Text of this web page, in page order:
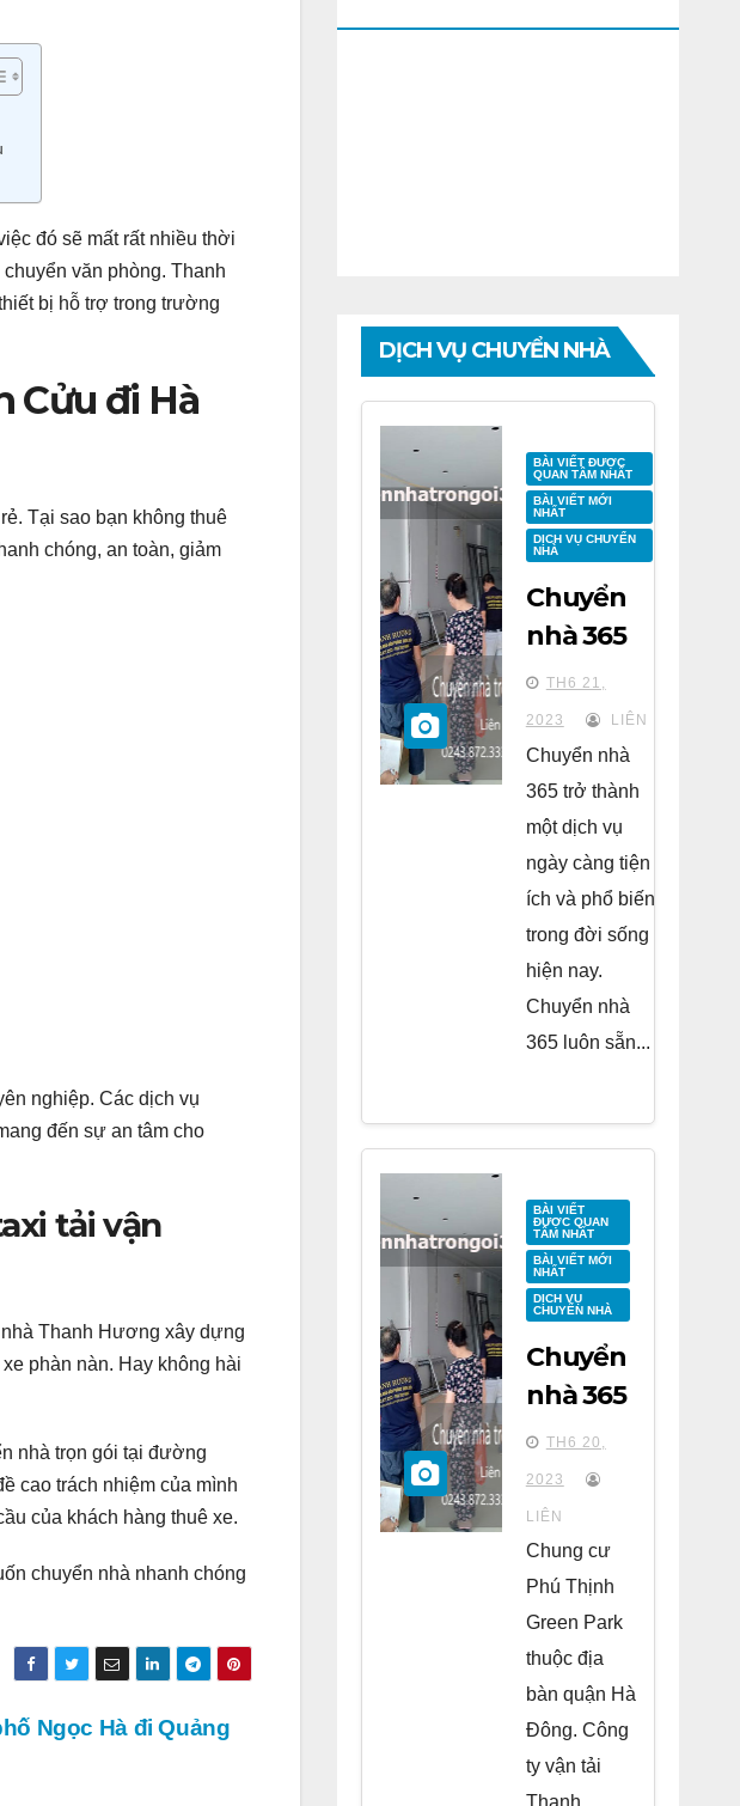
đó sẽ mất rất nhiều thời
văn phòng. Thanh
bị hỗ trợ trong trường
Cửu đi Hà
Tại sao bạn không thuê
chóng, an toàn, giảm
nghiệp. Các dịch vụ
đến sự an tâm cho
tải vận
Thanh Hương xây dựng
phàn nàn. Hay không hài
nhà trọn gói tại đường
cao trách nhiệm của mình
của khách hàng thuê xe.
chuyển nhà nhanh chóng
Ngọc Hà đi Quảng
DỊCH VỤ CHUYỂN NHÀ
BÀI VIẾT ĐƯỢC
QUAN TÂM NHẤT
BÀI VIẾT MỚI
NHẤT
DỊCH VỤ CHUYỂN
NHÀ
Chuyển
nhà 365
tại chung
cư BID
Residence
Tố Hữu
TH6 21,
2023 LIÊN
Chuyển nhà
365 trở thành
một dịch vụ
ngày càng tiện
ích và phổ biến
trong đời sống
hiện nay.
Chuyển nhà
365 luôn sẵn...
BÀI VIẾT
ĐƯỢC QUAN
TÂM NHẤT
BÀI VIẾT MỚI
NHẤT
DỊCH VỤ
CHUYỂN NHÀ
Chuyển
nhà 365
tại
chung
cư Phú
Thịnh
Green
Park Hà
Đông
TH6 20,
2023
LIÊN
Chung cư
Phú Thịnh
Green Park
thuộc địa
bàn quận Hà
Đông. Công
ty vận tải
Thanh